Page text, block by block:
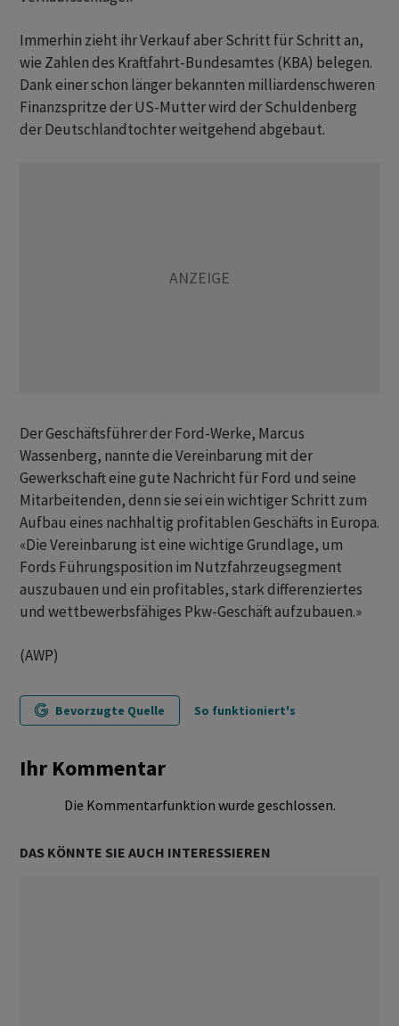
Immerhin zieht ihr Verkauf aber Schritt für Schritt an,
wie Zahlen des Kraftfahrt-Bundesamtes (KBA) belegen.
Dank einer schon länger bekannten milliardenschweren
Finanzspritze der US-Mutter wird der Schuldenberg
der Deutschlandtochter weitgehend abgebaut.
Der Geschäftsführer der Ford-Werke, Marcus
Wassenberg, nannte die Vereinbarung mit der
Gewerkschaft eine gute Nachricht für Ford und seine
Mitarbeitenden, denn sie sei ein wichtiger Schritt zum
Aufbau eines nachhaltig profitablen Geschäfts in Europa.
«Die Vereinbarung ist eine wichtige Grundlage, um
Fords Führungsposition im Nutzfahrzeugsegment
auszubauen und ein profitables, stark differenziertes
und wettbewerbsfähiges Pkw-Geschäft aufzubauen.»
(AWP)
Bevorzugte Quelle So funktioniert's
Ihr Kommentar
Die Kommentarfunktion wurde geschlossen.
DAS KÖNNTE SIE AUCH INTERESSIEREN